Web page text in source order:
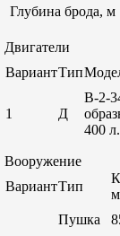
Глубина брода, м
Двигатели
ВариантТип
1 Д
В-2-
400
Вооружение
ВариантТип
Пушка